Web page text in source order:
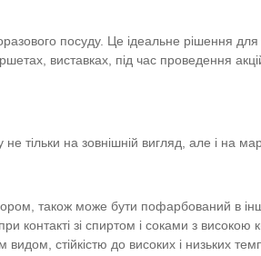
посуду. Це ідеальне рішення
виставках, під час проведення
тільки на зовнішній вигляд, але і на
також може бути пофарбований в
контакті зі спиртом і соками з високою
стійкістю до високих і низьких